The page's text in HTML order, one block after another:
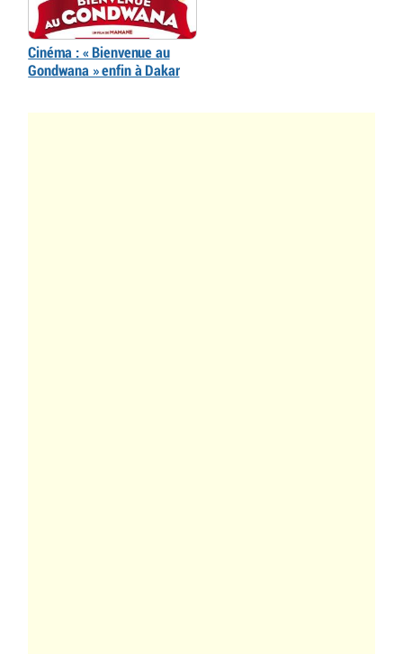
Cinéma : « Bienvenue au
Gondwana » enfin à Dakar